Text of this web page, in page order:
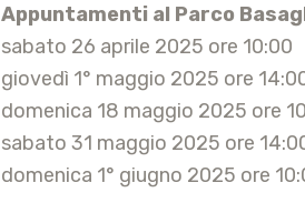
Appuntamenti al Parco
sabato 26 aprile 2025 ore 10:00
giovedì 1° maggio 2025 ore
domenica 18 maggio 2025 ore
sabato 31 maggio 2025 ore
domenica 1° giugno 2025 ore